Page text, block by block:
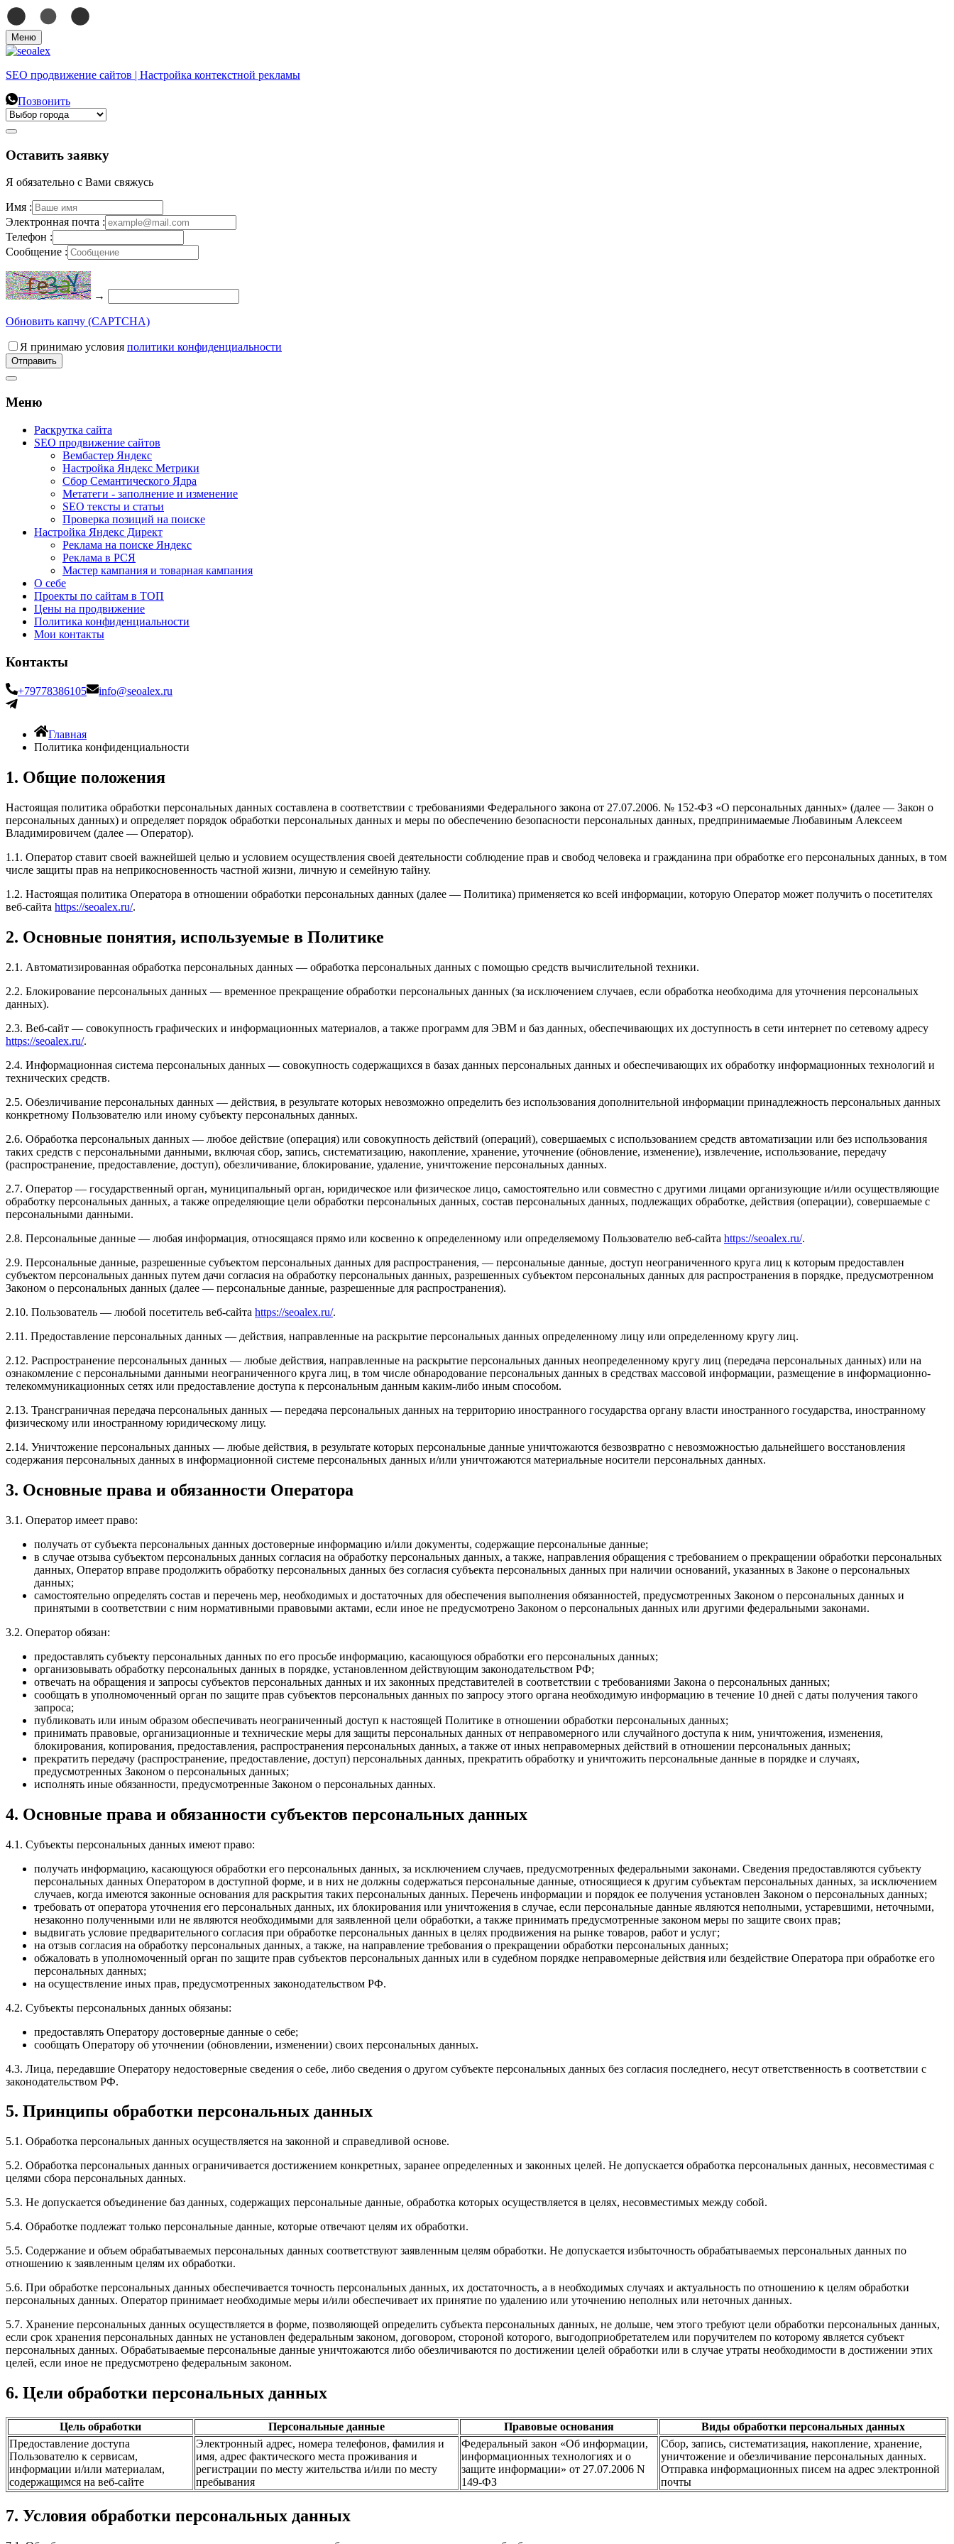
Меню
SEO продвижение сайтов | Настройка контекстной рекламы
Позвонить
Оставить заявку
Я обязательно с Вами свяжусь
Имя :
Электронная почта :
Телефон :
Сообщение :
→
Обновить капчу (CAPTCHA)
Я принимаю условия политики конфиденциальности
Меню
Раскрутка сайта
SEO продвижение сайтов
Вембастер Яндекс
Настройка Яндекс Метрики
Сбор Семантического Ядра
Метатеги - заполнение и изменение
SEO тексты и статьи
Проверка позиций на поиске
Настройка Яндекс Директ
Реклама на поиске Яндекс
Реклама в РСЯ
Мастер кампания и товарная кампания
О себе
Проекты по сайтам в ТОП
Цены на продвижение
Политика конфиденциальности
Мои контакты
Контакты
+79778386105 info@seoalex.ru
Главная
Политика конфиденциальности
1. Общие положения
Настоящая политика обработки персональных данных составлена в соответствии с требованиями Федерального закона от 27.07.2006. № 152-ФЗ «О персональных данных» (далее — Закон о
персональных данных) и определяет порядок обработки персональных данных и меры по обеспечению безопасности персональных данных, предпринимаемые Любавиным Алексеем
Владимировичем (далее — Оператор).
1.1. Оператор ставит своей важнейшей целью и условием осуществления своей деятельности соблюдение прав и свобод человека и гражданина при обработке его персональных данных, в том
числе защиты прав на неприкосновенность частной жизни, личную и семейную тайну.
1.2. Настоящая политика Оператора в отношении обработки персональных данных (далее — Политика) применяется ко всей информации, которую Оператор может получить о посетителях
веб-сайта https://seoalex.ru/.
2. Основные понятия, используемые в Политике
2.1. Автоматизированная обработка персональных данных — обработка персональных данных с помощью средств вычислительной техники.
2.2. Блокирование персональных данных — временное прекращение обработки персональных данных (за исключением случаев, если обработка необходима для уточнения персональных
данных).
2.3. Веб-сайт — совокупность графических и информационных материалов, а также программ для ЭВМ и баз данных, обеспечивающих их доступность в сети интернет по сетевому адресу
https://seoalex.ru/.
2.4. Информационная система персональных данных — совокупность содержащихся в базах данных персональных данных и обеспечивающих их обработку информационных технологий и
технических средств.
2.5. Обезличивание персональных данных — действия, в результате которых невозможно определить без использования дополнительной информации принадлежность персональных данных
конкретному Пользователю или иному субъекту персональных данных.
2.6. Обработка персональных данных — любое действие (операция) или совокупность действий (операций), совершаемых с использованием средств автоматизации или без использования
таких средств с персональными данными, включая сбор, запись, систематизацию, накопление, хранение, уточнение (обновление, изменение), извлечение, использование, передачу
(распространение, предоставление, доступ), обезличивание, блокирование, удаление, уничтожение персональных данных.
2.7. Оператор — государственный орган, муниципальный орган, юридическое или физическое лицо, самостоятельно или совместно с другими лицами организующие и/или осуществляющие
обработку персональных данных, а также определяющие цели обработки персональных данных, состав персональных данных, подлежащих обработке, действия (операции), совершаемые с
персональными данными.
2.8. Персональные данные — любая информация, относящаяся прямо или косвенно к определенному или определяемому Пользователю веб-сайта https://seoalex.ru/.
2.9. Персональные данные, разрешенные субъектом персональных данных для распространения, — персональные данные, доступ неограниченного круга лиц к которым предоставлен
субъектом персональных данных путем дачи согласия на обработку персональных данных, разрешенных субъектом персональных данных для распространения в порядке, предусмотренном
Законом о персональных данных (далее — персональные данные, разрешенные для распространения).
2.10. Пользователь — любой посетитель веб-сайта https://seoalex.ru/.
2.11. Предоставление персональных данных — действия, направленные на раскрытие персональных данных определенному лицу или определенному кругу лиц.
2.12. Распространение персональных данных — любые действия, направленные на раскрытие персональных данных неопределенному кругу лиц (передача персональных данных) или на
ознакомление с персональными данными неограниченного круга лиц, в том числе обнародование персональных данных в средствах массовой информации, размещение в информационно-
телекоммуникационных сетях или предоставление доступа к персональным данным каким-либо иным способом.
2.13. Трансграничная передача персональных данных — передача персональных данных на территорию иностранного государства органу власти иностранного государства, иностранному
физическому или иностранному юридическому лицу.
2.14. Уничтожение персональных данных — любые действия, в результате которых персональные данные уничтожаются безвозвратно с невозможностью дальнейшего восстановления
содержания персональных данных в информационной системе персональных данных и/или уничтожаются материальные носители персональных данных.
3. Основные права и обязанности Оператора
3.1. Оператор имеет право:
получать от субъекта персональных данных достоверные информацию и/или документы, содержащие персональные данные;
в случае отзыва субъектом персональных данных согласия на обработку персональных данных, а также, направления обращения с требованием о прекращении обработки персональных
данных, Оператор вправе продолжить обработку персональных данных без согласия субъекта персональных данных при наличии оснований, указанных в Законе о персональных
данных;
самостоятельно определять состав и перечень мер, необходимых и достаточных для обеспечения выполнения обязанностей, предусмотренных Законом о персональных данных и
принятыми в соответствии с ним нормативными правовыми актами, если иное не предусмотрено Законом о персональных данных или другими федеральными законами.
3.2. Оператор обязан:
предоставлять субъекту персональных данных по его просьбе информацию, касающуюся обработки его персональных данных;
организовывать обработку персональных данных в порядке, установленном действующим законодательством РФ;
отвечать на обращения и запросы субъектов персональных данных и их законных представителей в соответствии с требованиями Закона о персональных данных;
сообщать в уполномоченный орган по защите прав субъектов персональных данных по запросу этого органа необходимую информацию в течение 10 дней с даты получения такого
запроса;
публиковать или иным образом обеспечивать неограниченный доступ к настоящей Политике в отношении обработки персональных данных;
принимать правовые, организационные и технические меры для защиты персональных данных от неправомерного или случайного доступа к ним, уничтожения, изменения,
блокирования, копирования, предоставления, распространения персональных данных, а также от иных неправомерных действий в отношении персональных данных;
прекратить передачу (распространение, предоставление, доступ) персональных данных, прекратить обработку и уничтожить персональные данные в порядке и случаях,
предусмотренных Законом о персональных данных;
исполнять иные обязанности, предусмотренные Законом о персональных данных.
4. Основные права и обязанности субъектов персональных данных
4.1. Субъекты персональных данных имеют право:
получать информацию, касающуюся обработки его персональных данных, за исключением случаев, предусмотренных федеральными законами. Сведения предоставляются субъекту
персональных данных Оператором в доступной форме, и в них не должны содержаться персональные данные, относящиеся к другим субъектам персональных данных, за исключением
случаев, когда имеются законные основания для раскрытия таких персональных данных. Перечень информации и порядок ее получения установлен Законом о персональных данных;
требовать от оператора уточнения его персональных данных, их блокирования или уничтожения в случае, если персональные данные являются неполными, устаревшими, неточными,
незаконно полученными или не являются необходимыми для заявленной цели обработки, а также принимать предусмотренные законом меры по защите своих прав;
выдвигать условие предварительного согласия при обработке персональных данных в целях продвижения на рынке товаров, работ и услуг;
на отзыв согласия на обработку персональных данных, а также, на направление требования о прекращении обработки персональных данных;
обжаловать в уполномоченный орган по защите прав субъектов персональных данных или в судебном порядке неправомерные действия или бездействие Оператора при обработке его
персональных данных;
на осуществление иных прав, предусмотренных законодательством РФ.
4.2. Субъекты персональных данных обязаны:
предоставлять Оператору достоверные данные о себе;
сообщать Оператору об уточнении (обновлении, изменении) своих персональных данных.
4.3. Лица, передавшие Оператору недостоверные сведения о себе, либо сведения о другом субъекте персональных данных без согласия последнего, несут ответственность в соответствии с
законодательством РФ.
5. Принципы обработки персональных данных
5.1. Обработка персональных данных осуществляется на законной и справедливой основе.
5.2. Обработка персональных данных ограничивается достижением конкретных, заранее определенных и законных целей. Не допускается обработка персональных данных, несовместимая с
целями сбора персональных данных.
5.3. Не допускается объединение баз данных, содержащих персональные данные, обработка которых осуществляется в целях, несовместимых между собой.
5.4. Обработке подлежат только персональные данные, которые отвечают целям их обработки.
5.5. Содержание и объем обрабатываемых персональных данных соответствуют заявленным целям обработки. Не допускается избыточность обрабатываемых персональных данных по
отношению к заявленным целям их обработки.
5.6. При обработке персональных данных обеспечивается точность персональных данных, их достаточность, а в необходимых случаях и актуальность по отношению к целям обработки
персональных данных. Оператор принимает необходимые меры и/или обеспечивает их принятие по удалению или уточнению неполных или неточных данных.
5.7. Хранение персональных данных осуществляется в форме, позволяющей определить субъекта персональных данных, не дольше, чем этого требуют цели обработки персональных данных,
если срок хранения персональных данных не установлен федеральным законом, договором, стороной которого, выгодоприобретателем или поручителем по которому является субъект
персональных данных. Обрабатываемые персональные данные уничтожаются либо обезличиваются по достижении целей обработки или в случае утраты необходимости в достижении этих
целей, если иное не предусмотрено федеральным законом.
6. Цели обработки персональных данных
Цель обработки Персональные данные Правовые основания
Виды обработки персональных данных
Предоставление доступа
Пользователю к сервисам,
информации и/или материалам,
содержащимся на веб-сайте
Электронный адрес, номера телефонов, фамилия и
имя, адрес фактического места проживания и
регистрации по месту жительства и/или по месту
пребывания
Федеральный закон «Об информации,
информационных технологиях и о
защите информации» от 27.07.2006 N
149-ФЗ
Сбор, запись, систематизация, накопление, хранение,
уничтожение и обезличивание персональных данных.
Отправка информационных писем на адрес электронной
почты
7. Условия обработки персональных данных